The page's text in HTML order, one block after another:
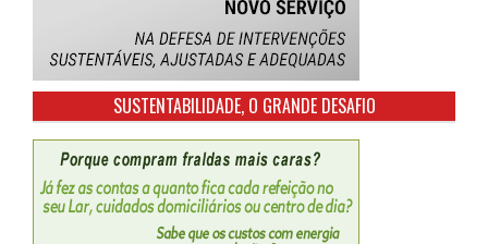
SUSTENTABILIDADE, O GRANDE DESAFIO